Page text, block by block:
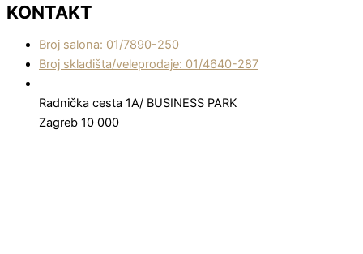
KONTAKT
Broj salona: 01/7890-250
Broj skladišta/veleprodaje: 01/4640-287
Radnička cesta 1A/ BUSINESS PARK
Zagreb 10 000